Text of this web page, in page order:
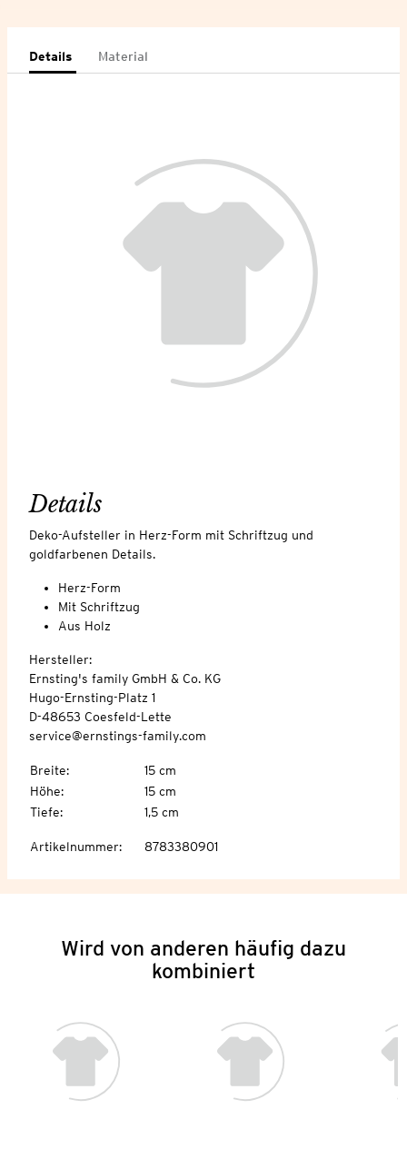
Details Material
Details
Deko-Aufsteller in Herz-Form mit Schriftzug und
goldfarbenen Details.
Herz-Form
Mit Schriftzug
Aus Holz
Hersteller:
Ernsting's family GmbH & Co. KG
Hugo-Ernsting-Platz 1
D-48653 Coesfeld-Lette
service@ernstings-family.com
Breite:
15 cm
Höhe:
15 cm
Tiefe: 1,5 cm
Artikelnummer: 8783380901
Wird von anderen häufig dazu
kombiniert